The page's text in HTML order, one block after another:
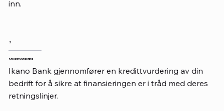
inn.
3
Kredittvurdering
Ikano Bank gjennomfører en kredittvurdering av din
bedrift for å sikre at finansieringen er i tråd med deres
retningslinjer.